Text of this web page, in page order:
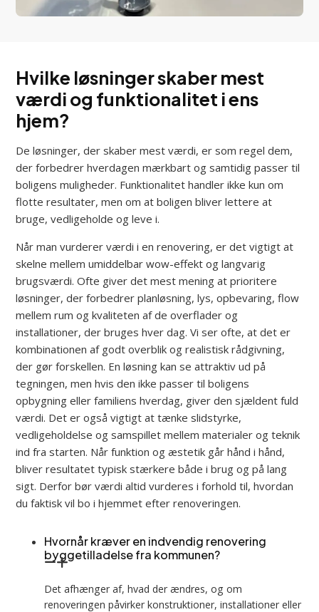
Hvilke løsninger skaber mest
værdi og funktionalitet i ens
hjem?
De løsninger, der skaber mest værdi, er som regel dem,
der forbedrer hverdagen mærkbart og samtidig passer til
boligens muligheder. Funktionalitet handler ikke kun om
flotte resultater, men om at boligen bliver lettere at
bruge, vedligeholde og leve i.
Når man vurderer værdi i en renovering, er det vigtigt at
skelne mellem umiddelbar wow-effekt og langvarig
brugsværdi. Ofte giver det mest mening at prioritere
løsninger, der forbedrer planløsning, lys, opbevaring, flow
mellem rum og kvaliteten af de overflader og
installationer, der bruges hver dag. Vi ser ofte, at det er
kombinationen af godt overblik og realistisk rådgivning,
der gør forskellen. En løsning kan se attraktiv ud på
tegningen, men hvis den ikke passer til boligens
opbygning eller familiens hverdag, giver den sjældent fuld
værdi. Det er også vigtigt at tænke slidstyrke,
vedligeholdelse og samspillet mellem materialer og teknik
ind fra starten. Når funktion og æstetik går hånd i hånd,
bliver resultatet typisk stærkere både i brug og på lang
sigt. Derfor bør værdi altid vurderes i forhold til, hvordan
du faktisk vil bo i hjemmet efter renoveringen.
Hvornår kræver en indvendig renovering
byggetilladelse fra kommunen?
Det afhænger af, hvad der ændres, og om
renoveringen påvirker konstruktioner, installationer eller